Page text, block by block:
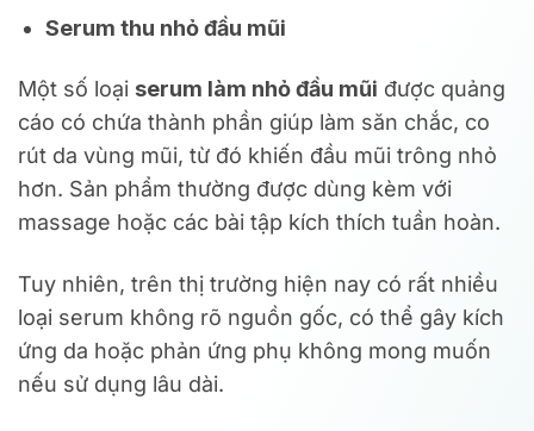
Serum thu nhỏ đầu mũi
Một số loại serum làm nhỏ đầu mũi được quảng
cáo có chứa thành phần giúp làm săn chắc, co
rút da vùng mũi, từ đó khiến đầu mũi trông nhỏ
hơn. Sản phẩm thường được dùng kèm với
massage hoặc các bài tập kích thích tuần hoàn.
Tuy nhiên, trên thị trường hiện nay có rất nhiều
loại serum không rõ nguồn gốc, có thể gây kích
ứng da hoặc phản ứng phụ không mong muốn
nếu sử dụng lâu dài.